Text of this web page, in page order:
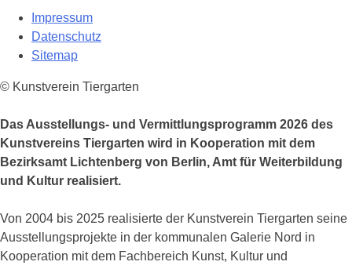
Impressum
Datenschutz
Sitemap
© Kunstverein Tiergarten
Das Ausstellungs- und Vermittlungsprogramm 2026 des
Kunstvereins Tiergarten wird in Kooperation mit dem
Bezirksamt Lichtenberg von Berlin, Amt für Weiterbildung
und Kultur realisiert.
Von 2004 bis 2025 realisierte der Kunstverein Tiergarten seine
Ausstellungsprojekte in der kommunalen Galerie Nord in
Kooperation mit dem Fachbereich Kunst, Kultur und